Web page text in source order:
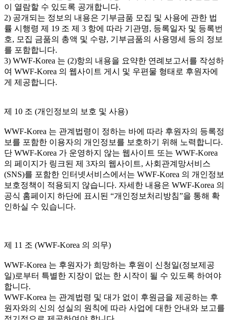
이 열람할 수 있도록 공개합니다.
2) 공개되는 정보의 내용은 기부금품 모집 및 사용에 관한 법
률 시행령 제 19 조 제 3 항에 따라 기관명, 등록일자 및 등록번
호, 모집 금품의 총액 및 수량, 기부금품의 사용명세 등의 정보
를 포함합니다.
3) WWF-Korea 는 (2)항의 내용을 요약한 연례보고서를 작성하
여 WWF-Korea 의 웹사이트 게시 및 우편물 형태로 후원자에
게 제공합니다.
제 10 조 (개인정보의 보호 및 사용)
WWF-Korea 는 관계법령이 정하는 바에 따라 후원자의 등록정
보를 포함한 이용자의 개인정보를 보호하기 위해 노력합니다.
단 WWF-Korea 가 운영하지 않는 웹사이트 또는 WWF-Korea
의 페이지가 링크된 제 3자의 웹사이트, 사회관계망서비스
(SNS)를 포함한 인터넷서비스에서는 WWF-Korea 의 개인정보
보호정책이 적용되지 않습니다. 자세한 내용은 WWF-Korea 의
공식 홈페이지 하단에 표시된 “개인정보처리방침”을 통해 확
인하실 수 있습니다.
제 11 조 (WWF-Korea 의 의무)
WWF-Korea 는 후원자가 희망하는 후원이 신청일(정보제공
일)로부터 특별한 지장이 없는 한 시작이 될 수 있도록 하여야
합니다.
WWF-Korea 는 관계법령 및 대가 없이 후원금을 제공하는 후
원자와의 신의 성실의 원칙에 따라 사업에 대한 안내와 보고를